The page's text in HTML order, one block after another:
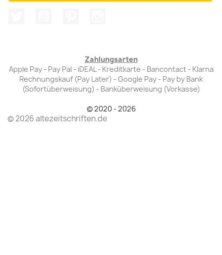
Zahlungsarten
Apple Pay - Pay Pal - iDEAL - Kreditkarte - Bancontact - Klarna
Rechnungskauf (Pay Later) - Google Pay - Pay by Bank
(Sofortüberweisung) - Banküberweisung (Vorkasse)
© 2020 - 2026
© 2026 altezeitschriften.de